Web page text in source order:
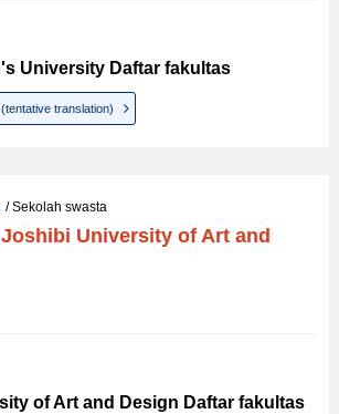
University Daftar fakultas
translation)
Sekolah swasta
Joshibi University of Art and
of Art and Design Daftar fakultas